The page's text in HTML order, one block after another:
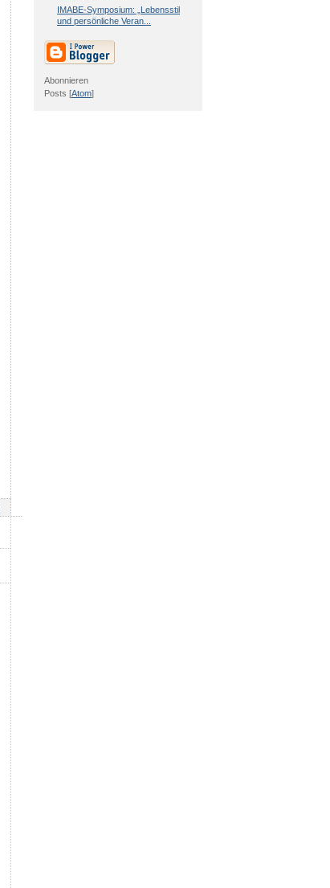
IMABE-Symposium: „Lebensstil
und persönliche Veran...
Abonnieren
Posts [Atom]